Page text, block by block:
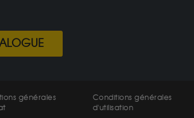
générales
Conditions générales
d'utilisation